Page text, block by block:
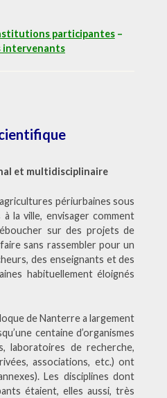
participantes–
intervenants
et multidisciplinaire
périurbaines sous
la ville, envisager comment
sur des projets de
sans rassembler pour un
des enseignants et des
habituellement éloignés
de Nanterre a largement
centaine d’organismes
laboratoires de recherche,
associations, etc.) ont
Les disciplines dont
étaient, elles aussi, très